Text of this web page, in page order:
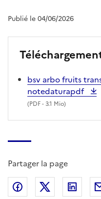
Publié le 04/06/2026
bsv arbo fruits
notedaturapdf
(PDF- 3.1 Mio)
Partager la page
Partager surPartager